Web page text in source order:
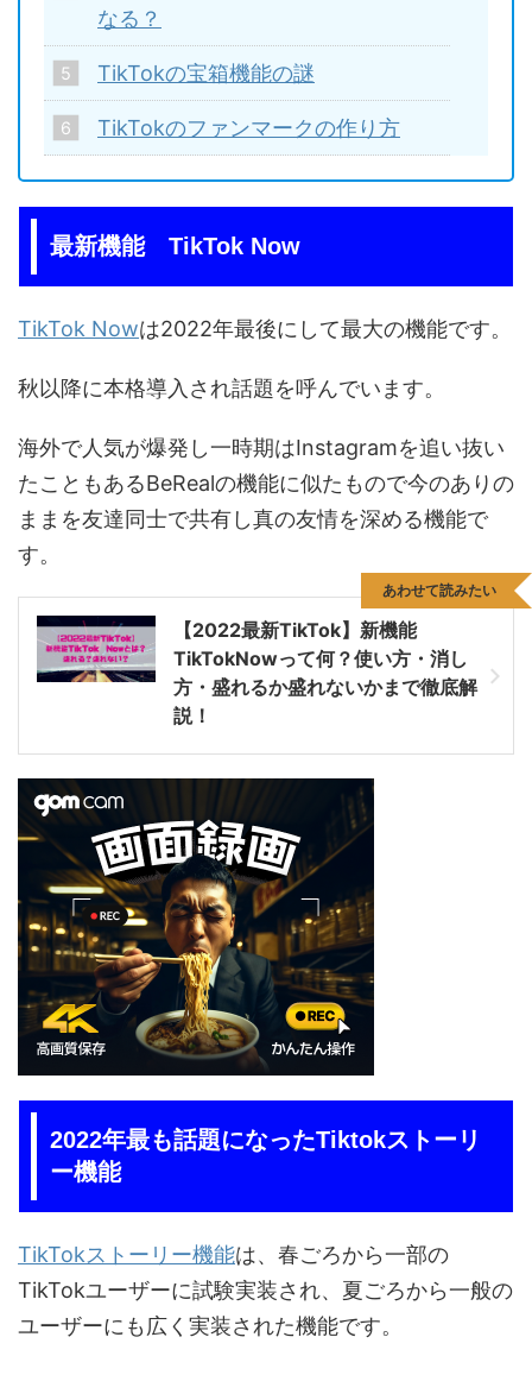
なる？
TikTokの宝箱機能の謎
TikTokのファンマークの作り方
最新機能 TikTok Now
TikTok Nowは2022年最後にして最大の機能です。
秋以降に本格導入され話題を呼んでいます。
海外で人気が爆発し一時期はInstagramを追い抜い
たこともあるBeRealの機能に似たもので今のありの
ままを友達同士で共有し真の友情を深める機能で
す。
【2022最新TikTok】新機能
TikTokNowって何？使い方・消し
方・盛れるか盛れないかまで徹底解
説！
あわせて読みたい
2022年最も話題になったTiktokストーリ
ー機能
TikTokストーリー機能は、春ごろから一部の
TikTokユーザーに試験実装され、夏ごろから一般の
ユーザーにも広く実装された機能です。